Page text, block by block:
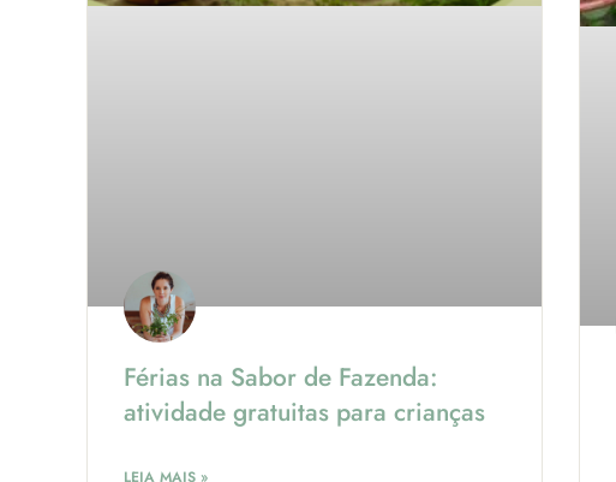
Férias na Sabor de Fazenda:
atividade gratuitas para crianças
LEIA MAIS »